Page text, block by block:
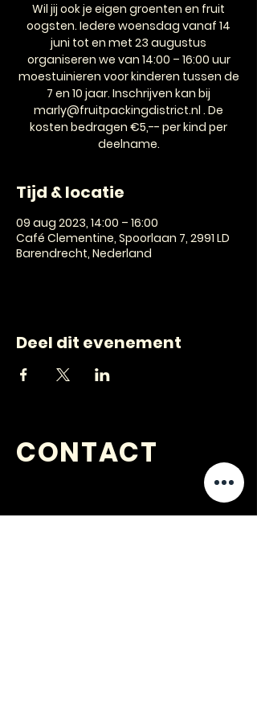
Wil jij ook je eigen groenten en fruit
oogsten. Iedere woensdag vanaf 14
juni tot en met 23 augustus
organiseren we van 14:00 – 16:00 uur
moestuinieren voor kinderen tussen de
7 en 10 jaar. Inschrijven kan bij
marly@fruitpackingdistrict.nl . De
kosten bedragen €5,-- per kind per
deelname.
Tijd & locatie
09 aug 2023, 14:00 – 16:00
Café Clementine, Spoorlaan 7, 2991 LD
Barendrecht, Nederland
Deel dit evenement
CONTACT
?